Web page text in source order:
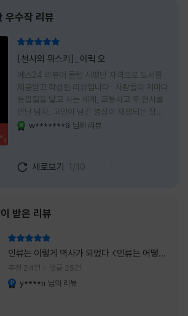
우수작 리뷰
[천사의 위스키]_에릭 오
예스24 리뷰어 클럽 서평단 자격으로 도서를
제공받고 작성한 리뷰입니다 사람들이 저마다
등껍질을 달고 사는 세계, 교통사고 후 천사를
만난 남자, 고인이 남긴 영상이 재생되는 장례
식장에서 똥을 싼 개. 이 책에는 몇 줄만 읽어도
넘어가 있었다. 소설을 읽으면서 잘 만든 단편
애니메이션 여러 편을 차례로 보는 기분이 들었
선명하게 그려졌고, 한 편이 끝날 때마다 질문
이 뒤따라왔다. 감출 수 없는 세계는 더 다정할
까 「등껍질」의 세계에서 사람들은 저마다 다른
등껍질을 달고 살아간다. 몸의 일부이면서 한
사람을 표현하는 수단
w*******9 님의 리뷰
새로보기 1/10
받은 리뷰
인류는 이렇게 역사가 되었다 <인류는 어떻게
역사가 되었나>
추천 24건 댓글 25건
y****n 님의 리뷰